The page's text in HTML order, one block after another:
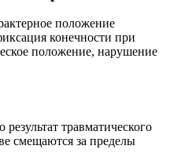
положение
конечности при
положение, нарушение
травматического
смещаются за пределы